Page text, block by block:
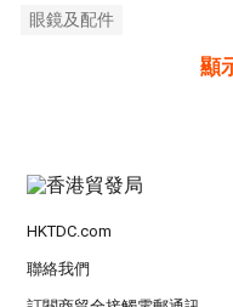
眼鏡及配件
顯
HKTDC.com
聯絡我們